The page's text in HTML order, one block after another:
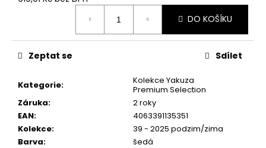
DO KOŠÍKU
Kategorie:
Kolekce Yakuza
Premium Selection
Záruka:
2 roky
EAN:
4063391135351
Kolekce:
39 - 2025 podzim/zima
Barva:
šedá
Zeptat se Sdílet